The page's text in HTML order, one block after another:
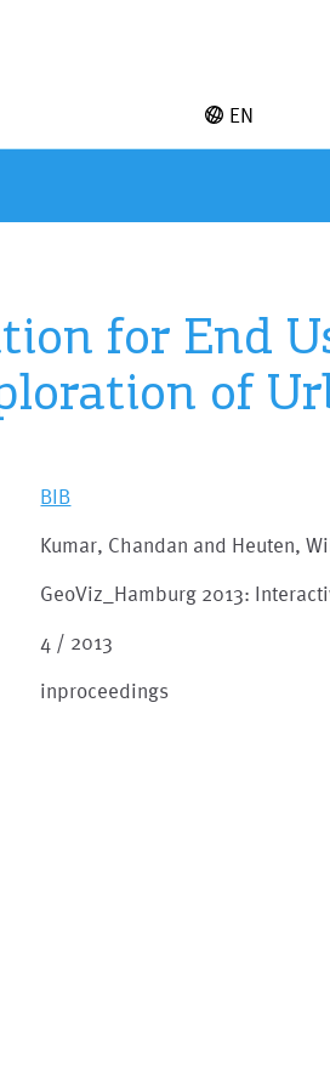
EN
for End
of
BIB
Kumar, Chandan and Heuten,
GeoViz_Hamburg 2013:
4 / 2013
inproceedings